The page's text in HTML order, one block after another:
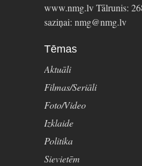
www.nmg.lv Tālrunis:
saziņai: nmg@nmg.lv
Tēmas
Aktuāli
Filmas/Seriāli
Foto/Video
Izklaide
Politika
Sievietēm